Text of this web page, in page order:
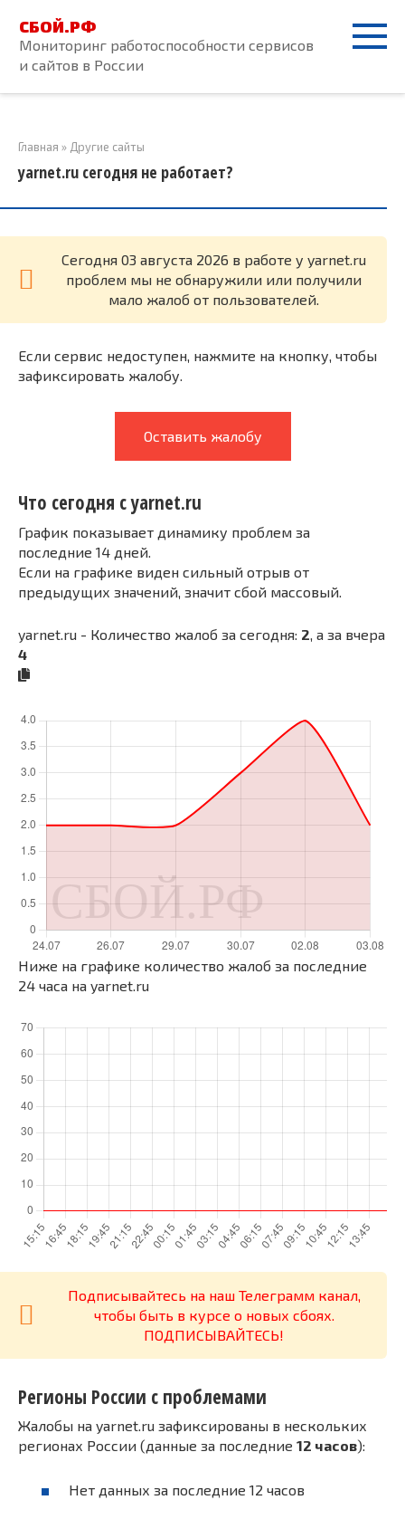
контенту
СБОЙ.РФ
Мониторинг работоспособности сервисов
и сайтов в России
Главная » Другие сайты
yarnet.ru сегодня не работает?
Cегодня 03 августа 2026 в работе у yarnet.ru
проблем мы не обнаружили или получили
мало жалоб от пользователей.
Если сервис недоступен, нажмите на кнопку, чтобы
зафиксировать жалобу.
Оставить жалобу
Что сегодня с yarnet.ru
График показывает динамику проблем за
последние 14 дней.
Если на графике виден сильный отрыв от
предыдущих значений, значит сбой массовый.
yarnet.ru - Количество жалоб за сегодня: 2 , а за вчера
4
Ниже на графике количество жалоб за последние
24 часа на yarnet.ru
Подписывайтесь на наш Телеграмм канал,
чтобы быть в курсе о новых сбоях.
ПОДПИСЫВАЙТЕСЬ!
Регионы России с проблемами
Жалобы на yarnet.ru зафиксированы в нескольких
регионах России (данные за последние 12 часов):
Нет данных за последние 12 часов